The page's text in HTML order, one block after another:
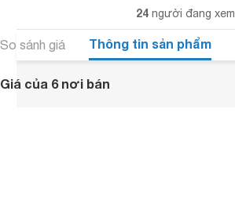
24 người đang xem
So sánh giá Thông tin sản phẩm
Giá của 6 nơi bán